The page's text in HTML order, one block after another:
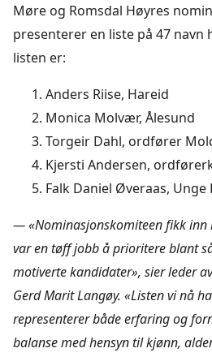
Møre og Romsdal Høyres
presenterer en liste på 47 navn
listen er:
Anders Riise, Hareid
Monica Molvær, Ålesund
Torgeir Dahl, ordfører
Kjersti Andersen,
Falk Daniel Øveraas, Unge
— «Nominasjonskomiteen fikk inn
var en tøff jobb å prioritere blant
motiverte kandidater», sier leder
Gerd Marit Langøy. «Listen vi nå
representerer både erfaring og
balanse med hensyn til kjønn,